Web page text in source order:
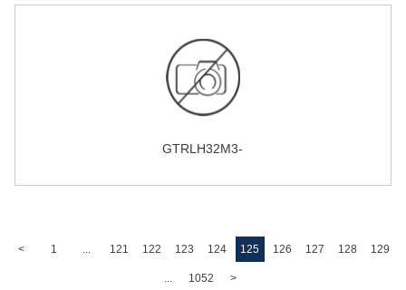
GTRLH32M3-
< 1 121 122 123 124 125 126 127 128 129
1052 >